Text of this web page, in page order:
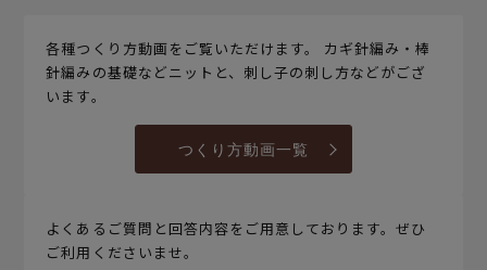
各種つくり方動画をご覧いただけます。 カギ針編み・棒
針編みの基礎などニットと、刺し子の刺し方などがござ
います。
つくり方動画一覧
よくあるご質問と回答内容をご用意しております。ぜひ
ご利用くださいませ。